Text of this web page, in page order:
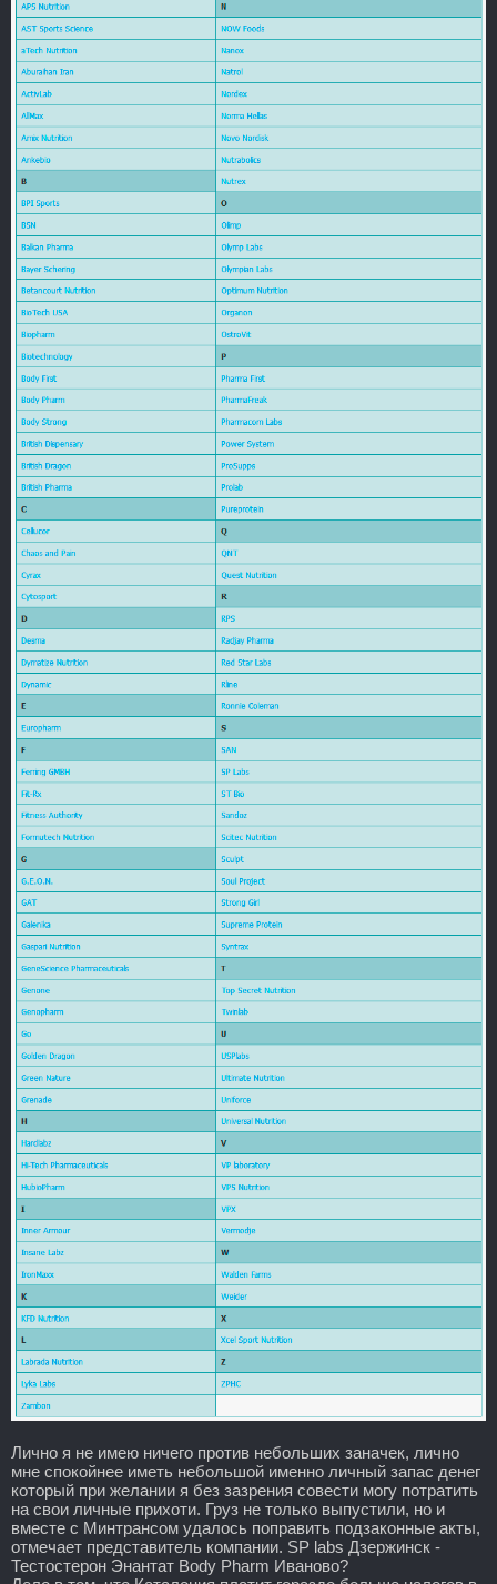
Лично я не имею ничего против небольших заначек, лично
мне спокойнее иметь небольшой именно личный запас денег
который при желании я без зазрения совести могу потратить
на свои личные прихоти. Груз не только выпустили, но и
вместе с Минтрансом удалось поправить подзаконные акты,
отмечает представитель компании. SP labs Дзержинск -
Тестостерон Энантат Body Pharm Иваново?